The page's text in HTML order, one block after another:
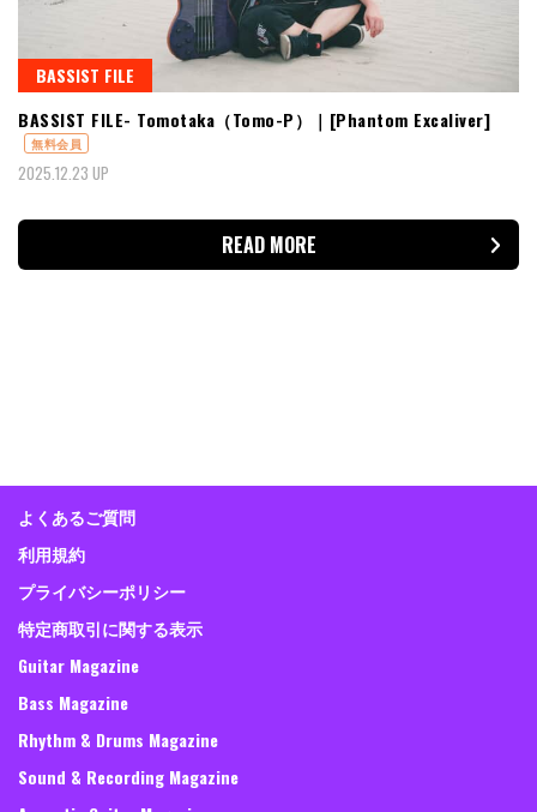
BASSIST FILE
BASSIST FILE- Tomotaka（Tomo-P）｜[Phantom Excaliver]
無料会員
2025.12.23 UP
READ MORE
よくあるご質問
利用規約
プライバシーポリシー
特定商取引に関する表示
Guitar Magazine
Bass Magazine
Rhythm & Drums Magazine
Sound & Recording Magazine